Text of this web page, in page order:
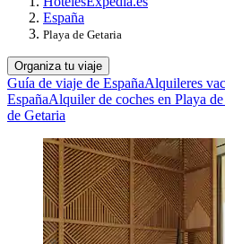
España
Playa de Getaria
Organiza tu viaje
Guía de viaje de EspañaAlquileres
EspañaAlquiler de coches en Playa
de Getaria